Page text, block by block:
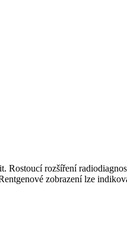
Rostoucí rozšíření
zobrazení lze